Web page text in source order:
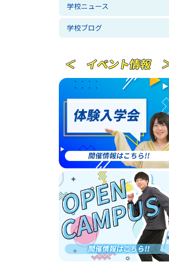
学校ニュース
学校ブログ